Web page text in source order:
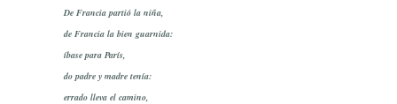
De Francia partió la niña,
de Francia la bien guarnida:
íbase para París,
do padre y madre tenía:
errado lleva el camino,